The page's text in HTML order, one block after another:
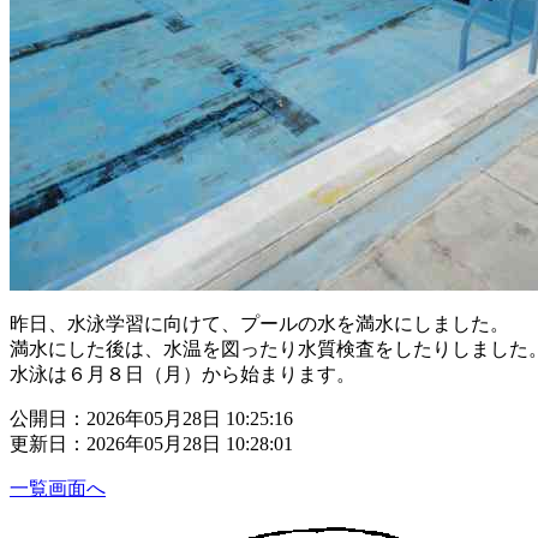
昨日、水泳学習に向けて、プールの水を満水にしました。
満水にした後は、水温を図ったり水質検査をしたりしました
水泳は６月８日（月）から始まります。
公開日：2026年05月28日 10:25:16
更新日：2026年05月28日 10:28:01
一覧画面へ